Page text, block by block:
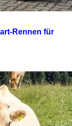
Rennen für